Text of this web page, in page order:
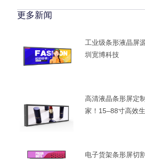
更多新闻
工业级条形液晶屏
圳宽博科技
高清液晶条形屏定
家！15–88寸高效
电子货架条形屏切